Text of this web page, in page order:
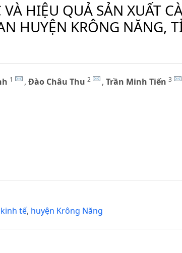
HIỆU QUẢ SẢN XUẤT
HUYỆN KRÔNG NĂNG,
1 , Đào Châu Thu 2 , Trần Minh Tiến 3
tế, huyện Krông Năng